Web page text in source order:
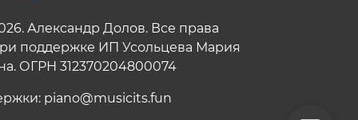
Александр Долов. Все права
поддержке ИП Усольцева Мария
ОГРН 312370204800074
piano@musicits.fun